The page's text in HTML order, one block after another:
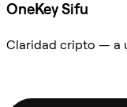
OneKey Sifu
Claridad cripto — a